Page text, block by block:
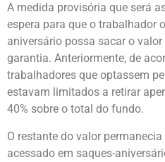
A medida provisória que será
espera para que o trabalhador
aniversário possa sacar o
garantia. Anteriormente, de
trabalhadores que optassem
estavam limitados a retirar
40% sobre o total do fundo.
O restante do valor
acessado em saques-